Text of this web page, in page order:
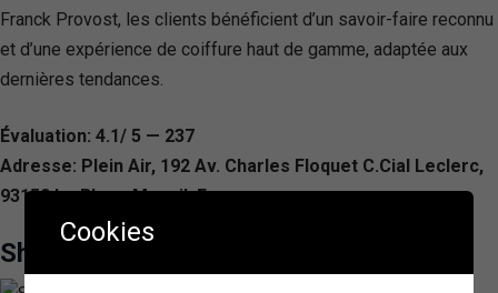
Franck Provost, les clients bénéficient d’un savoir-faire reconnu
et d’une expérience de coiffure haut de gamme, adaptée aux
dernières tendances.
Évaluation: 4.1/ 5 — 237
Adresse: Plein Air, 192 Av. Charles Floquet C.Cial Leclerc,
93150 Le Blanc-Mesnil, France
Shailin.K
Cookies